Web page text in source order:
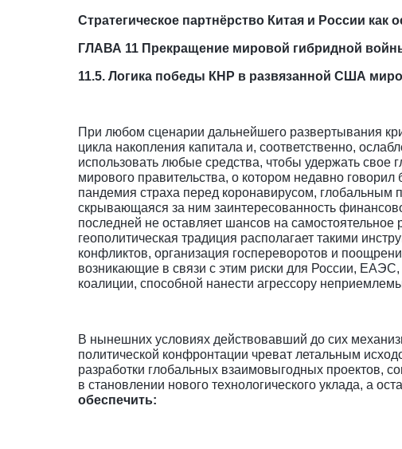
Стратегическое партнёрство Китая и России
ГЛАВА 11 Прекращение мировой гибридной
11.5. Логика победы КНР в развязанной США
При любом сценарии дальнейшего развертывания
цикла накопления капитала и, соответственно,
использовать любые средства, чтобы удержать
мирового правительства, о котором недавно
пандемия страха перед коронавирусом, глобальным
скрывающаяся за ним заинтересованность
последней не оставляет шансов на
геополитическая традиция располагает такими
конфликтов, организация госпереворотов и
возникающие в связи с этим риски для России,
коалиции, способной нанести агрессору
В нынешних условиях действовавший до сих
политической конфронтации чреват летальным
разработки глобальных взаимовыгодных проектов,
в становлении нового технологического уклада, а
обеспечить: